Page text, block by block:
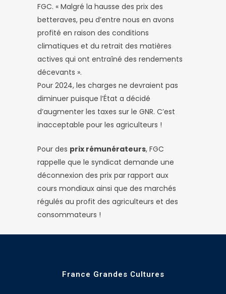
FGC. « Malgré la hausse des prix des
betteraves, peu d’entre nous en avons
profité en raison des conditions
climatiques et du retrait des matières
actives qui ont entraîné des rendements
décevants ».
Pour 2024, les charges ne devraient pas
diminuer puisque l’État a décidé
d’augmenter les taxes sur le GNR. C’est
inacceptable pour les agriculteurs !
Pour des prix rémunérateurs, FGC
rappelle que le syndicat demande une
déconnexion des prix par rapport aux
cours mondiaux ainsi que des marchés
régulés au profit des agriculteurs et des
consommateurs !
France Grandes Cultures